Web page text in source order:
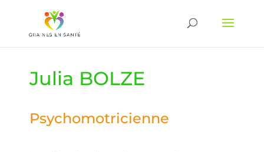
Julia BOLZE
Psychomotricienne